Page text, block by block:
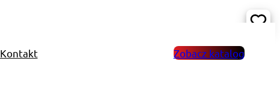
Kontakt Zobacz katalog